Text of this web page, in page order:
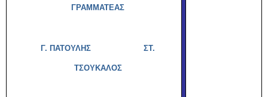
ΓΡΑΜΜΑΤΕΑΣ
Γ. ΠΑΤΟΥΛΗΣ ΣΤ.
ΤΣΟΥΚΑΛΟΣ